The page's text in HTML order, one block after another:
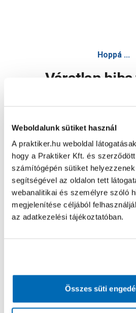
Weboldalunk sütiket használ
A praktiker.hu weboldal
hogy a Praktiker Kft. és
számítógépén sütiket
segítségével az oldalon tett
webanalitikai és személyre szóló
megjelenítése céljából
az adatkezelési tájékoztatóban.
Összes süti
Hoppá ...
Váratlan
Oldal